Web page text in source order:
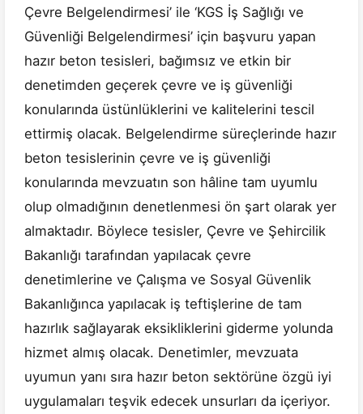
Çevre Belgelendirmesi’ ile ‘KGS İş Sağlığı ve
Güvenliği Belgelendirmesi’ için başvuru yapan
hazır beton tesisleri, bağımsız ve etkin bir
denetimden geçerek çevre ve iş güvenliği
konularında üstünlüklerini ve kalitelerini tescil
ettirmiş olacak. Belgelendirme süreçlerinde hazır
beton tesislerinin çevre ve iş güvenliği
konularında mevzuatın son hâline tam uyumlu
olup olmadığının denetlenmesi ön şart olarak yer
almaktadır. Böylece tesisler, Çevre ve Şehircilik
Bakanlığı tarafından yapılacak çevre
denetimlerine ve Çalışma ve Sosyal Güvenlik
Bakanlığınca yapılacak iş teftişlerine de tam
hazırlık sağlayarak eksikliklerini giderme yolunda
hizmet almış olacak. Denetimler, mevzuata
uyumun yanı sıra hazır beton sektörüne özgü iyi
uygulamaları teşvik edecek unsurları da içeriyor.